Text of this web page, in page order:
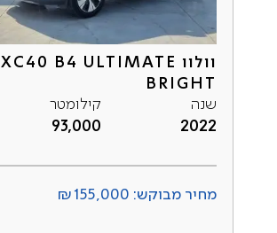
וולוו XC40 B4 ULTIMATE
BRIGHT
שנה
2022
קילומטר
93,000
מחיר מבוקש: ₪155,000